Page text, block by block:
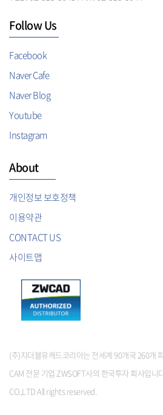
Follow Us
Facebook
Naver Cafe
Naver Blog
Youtube
Instagram
About
개인정보 보호정책
이용약관
CONTACT US
사이트맵
(주)지더블유캐드코리아는 전세계 90개국 260개
CAM 전문 기업 ZWSOFT사의 한국투자 회사입니
CO.,LTD All rights reserved.